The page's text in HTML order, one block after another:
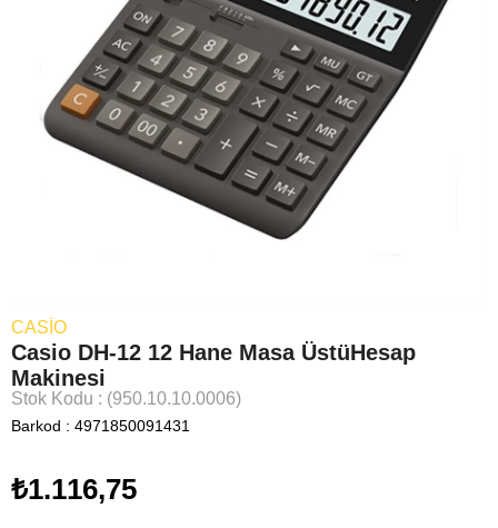
CASIO
Casio DH-12 12 Hane Masa ÜstüHesap
Makinesi
Stok Kodu (950.10.10.0006)
Barkod : 4971850091431
₺1.116,75